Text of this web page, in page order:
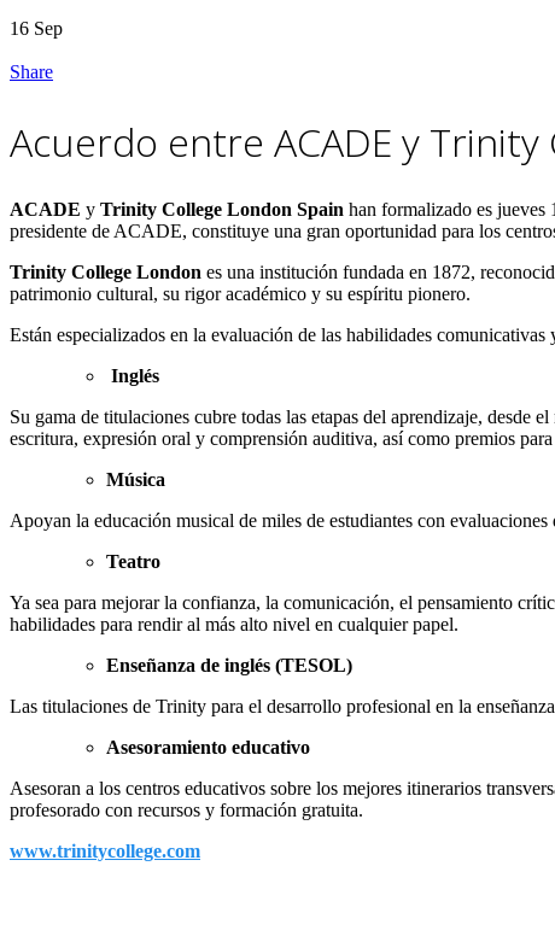
16 Sep
Share
Acuerdo entre ACADE y
ACADE y Trinity College London Spain han formalizado es jueves
presidente de ACADE, constituye una gran oportunidad para los
Trinity College London es una institución fundada en 1872,
patrimonio cultural, su rigor académico y su espíritu pionero.
Están especializados en la evaluación de las habilidades
Inglés
Su gama de titulaciones cubre todas las etapas del aprendizaje, desde
escritura, expresión oral y comprensión auditiva, así como premios
Música
Apoyan la educación musical de miles de estudiantes con
Teatro
Ya sea para mejorar la confianza, la comunicación, el pensamiento
habilidades para rendir al más alto nivel en cualquier papel.
Enseñanza de inglés (TESOL)
Las titulaciones de Trinity para el desarrollo profesional en la
Asesoramiento educativo
Asesoran a los centros educativos sobre los mejores itinerarios
profesorado con recursos y formación gratuita.
www.trinitycollege.com